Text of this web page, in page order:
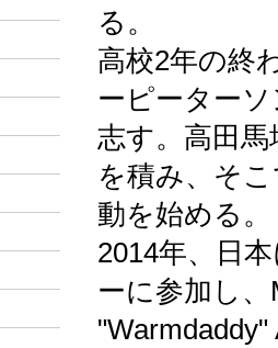
る。
高校2年の終
ーピーター
志す。高田
を積み、そ
動を始める。
2014年、日
ーに参加し